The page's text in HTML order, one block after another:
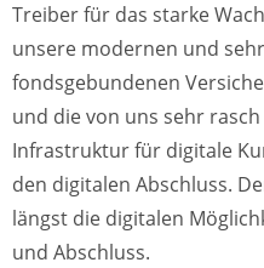
Treiber für das starke
unsere modernen und
fondsgebundenen
und die von uns sehr
Infrastruktur für digitale
den digitalen Abschluss.
längst die digitalen
und Abschluss.